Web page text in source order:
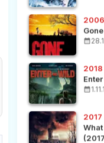
2006
2018
2017